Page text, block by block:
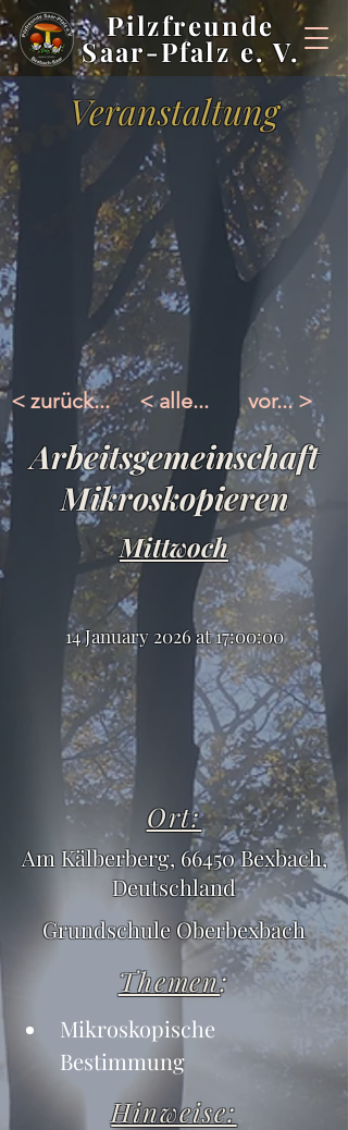
Pilzfreunde
Saar-Pfalz e. V.
Veranstaltung
< zurück... < alle... vor... >
Arbeitsgemeinschaft
Mikroskopieren
Mittwoch
14 January 2026 at 17:00:00
Ort:
Am Kälberberg, 66450 Bexbach,
Deutschland
Grundschule Oberbexbach
Themen:
Mikroskopische
Bestimmung
Hinweise: